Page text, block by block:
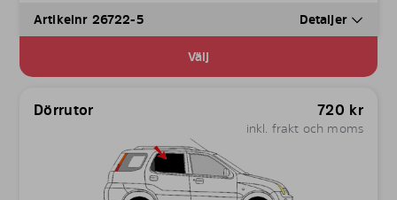
Artikelnr 26722-5 Detaljer
Välj
Dörrutor 720 kr
inkl. frakt och moms